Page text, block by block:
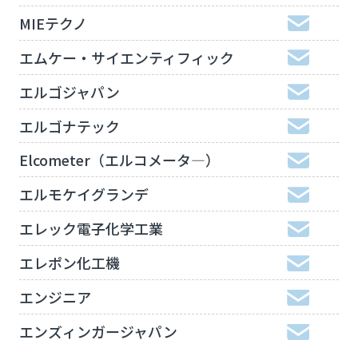
MIEテクノ
エムケー・サイエンティフィック
エルゴジャパン
エルゴナテック
Elcometer（エルコメータ―）
エルモケイグランデ
エレック電子化学工業
エレポン化工機
エンジニア
エンズィンガージャパン